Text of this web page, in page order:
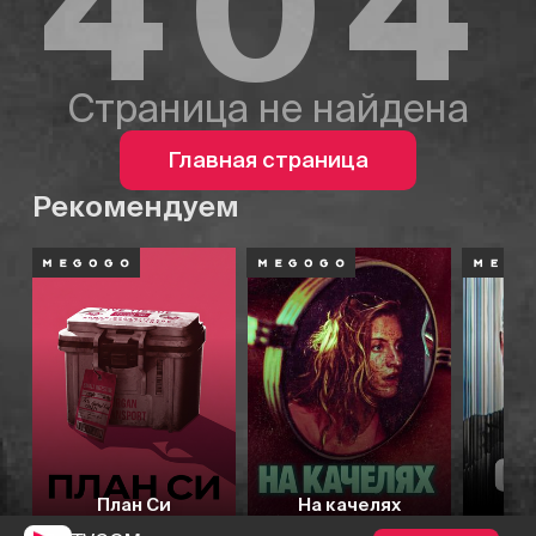
Страница не найдена
Главная страница
Рекомендуем
План Си На качелях